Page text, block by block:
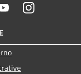
YoutubeInstagram